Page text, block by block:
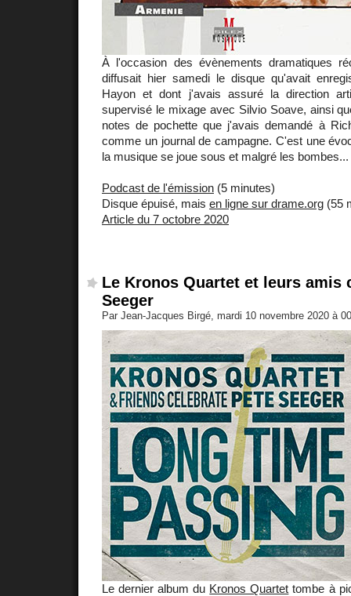
À l'occasion des évènements dramatiques
diffusait hier samedi le disque qu'avait
Hayon et dont j'avais assuré la direction
supervisé le mixage avec Silvio Soave, ainsi
notes de pochette que j'avais demandé à
comme un journal de campagne. C'est une
la musique se joue sous et malgré les bombes...
Podcast de l'émission (5 minutes)
Disque épuisé, mais en ligne sur drame.org (55
Article du 7 octobre 2020
Le Kronos Quartet et leurs amis
Seeger
Par Jean-Jacques Birgé, mardi 10 novembre 2020 à
Le dernier album du Kronos Quartet tombe à